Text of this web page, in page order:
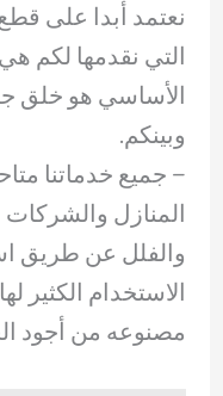
نعتمد أبدا على
التي نقدمها لكم
الأساسي هو خلق
وبينكم.
– ‏جميع خدماتنا
المنازل
والفلل عن طريق
الاستخدام الكثير
مصنوعه من أجود